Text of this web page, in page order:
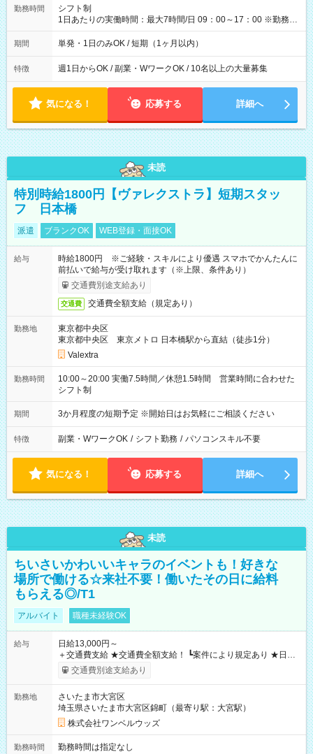
間】試用期間なし
勤務時間
シフト制
1日あたりの実働時間：最大7時間/日 09：00～17：00 ※勤務時
間は 試験により異なります。
期間 単発・1日のみOK / 短期（1ヶ月以内）
特徴 週1日からOK / 副業・WワークOK / 10名以上の大量募集
気になる！ 応募する 詳細へ
未読
特別時給1800円【ヴァレクストラ】短期スタッ
フ 日本橋
派遣 ブランクOK WEB登録・面接OK
給与
時給1800円 ※ご経験・スキルにより優遇 スマホでかんたんに
前払いで給与が受け取れます（※上限、条件あり）
交通費別途支給あり
交通費 交通費全額支給（規定あり）
勤務地
東京都中央区
東京都中央区 東京メトロ 日本橋駅から直結（徒歩1分）
Valextra
勤務時間
10:00～20:00 実働7.5時間／休憩1.5時間 営業時間に合わせた
シフト制
期間 3か月程度の短期予定 ※開始日はお気軽にご相談ください
特徴 副業・WワークOK / シフト勤務 / パソコンスキル不要
気になる！ 応募する 詳細へ
未読
ちいさいかわいいキャラのイベントも！好きな
場所で働ける☆来社不要！働いたその日に給料
もらえる◎/T1
アルバイト 職種未経験OK
給与
日給13,000円～
＋交通費支給 ★交通費全額支給！ ┗案件により規定あり ★日払
いOK！（規定あり） ┗働いたその日に現金GET♪ お仕事後はコ
ンビニATMから 日払い分を引き落とせます！ 【試用期間】試
交通費別途支給あり
勤務地
さいたま市大宮区
埼玉県さいたま市大宮区錦町（最寄り駅：大宮駅）
株式会社ワンベルウッズ
勤務時間
勤務時間は指定なし